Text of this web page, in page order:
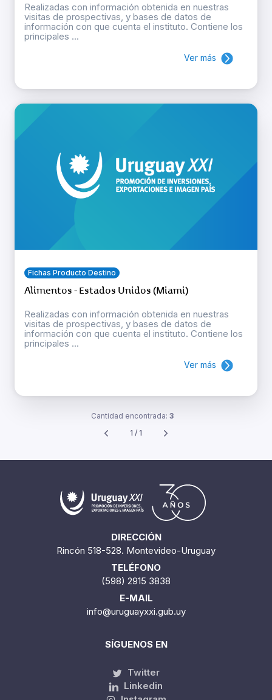
Realizadas con información obtenida en nuestras
visitas de prospectivas, y bases de datos de
información con que cuenta el instituto. Contiene los
principales ...
Ver más
Fichas Producto Destino
Alimentos - Estados Unidos (Miami)
Realizadas con información obtenida en nuestras
visitas de prospectivas, y bases de datos de
información con que cuenta el instituto. Contiene los
principales ...
Ver más
Cantidad encontrada: 3
1 / 1
DIRECCIÓN
Rincón 518-528. Montevideo-Uruguay
TELÉFONO
(598) 2915 3838
E-MAIL
info@uruguayxxi.gub.uy
SÍGUENOS EN
Twitter
Linkedin